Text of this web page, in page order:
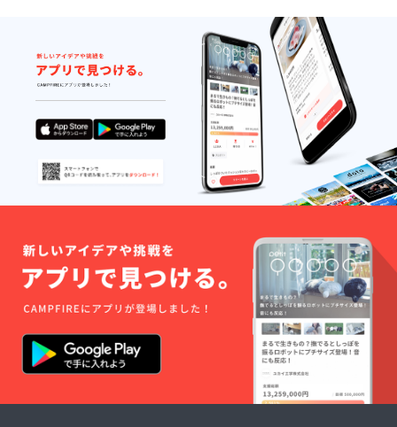
便に関
しまし
ては、
プロ
ジェク
ト開始
後６か
月後の
お受渡
しとな
りま
す。 ※
ご来場
ご希望
以上の
ご条件
の下、1
年分の
定期便
をご準
備いた
してお
りま
私たち
が作る
夢のプ